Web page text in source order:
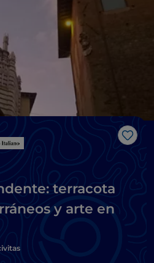
Me
terracota
y arte en